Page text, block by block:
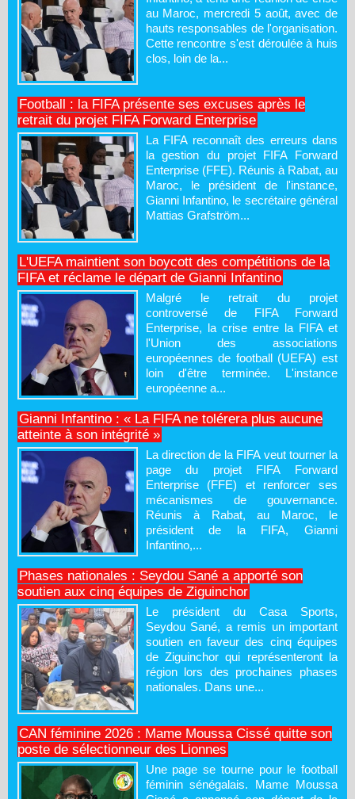
au Maroc, mercredi 5 août, avec de
hauts responsables de l'organisation.
Cette rencontre s'est déroulée à huis
clos, loin de la...
Football : la FIFA présente ses excuses après le
retrait du projet FIFA Forward Enterprise
La FIFA reconnaît des erreurs dans
la gestion du projet FIFA Forward
Enterprise (FFE). Réunis à Rabat, au
Maroc, le président de l'instance,
Gianni Infantino, le secrétaire général
Mattias Grafström...
L'UEFA maintient son boycott des compétitions de la
FIFA et réclame le départ de Gianni Infantino
Malgré le retrait du projet
controversé de FIFA Forward
Enterprise, la crise entre la FIFA et
l'Union des associations
européennes de football (UEFA) est
loin d'être terminée. L'instance
européenne a...
Gianni Infantino : « La FIFA ne tolérera plus aucune
atteinte à son intégrité »
La direction de la FIFA veut tourner la
page du projet FIFA Forward
Enterprise (FFE) et renforcer ses
mécanismes de gouvernance.
Réunis à Rabat, au Maroc, le
président de la FIFA, Gianni
Infantino,...
Phases nationales : Seydou Sané a apporté son
soutien aux cinq équipes de Ziguinchor
Le président du Casa Sports,
Seydou Sané, a remis un important
soutien en faveur des cinq équipes
de Ziguinchor qui représenteront la
région lors des prochaines phases
nationales. Dans une...
CAN féminine 2026 : Mame Moussa Cissé quitte son
poste de sélectionneur des Lionnes
Une page se tourne pour le football
féminin sénégalais. Mame Moussa